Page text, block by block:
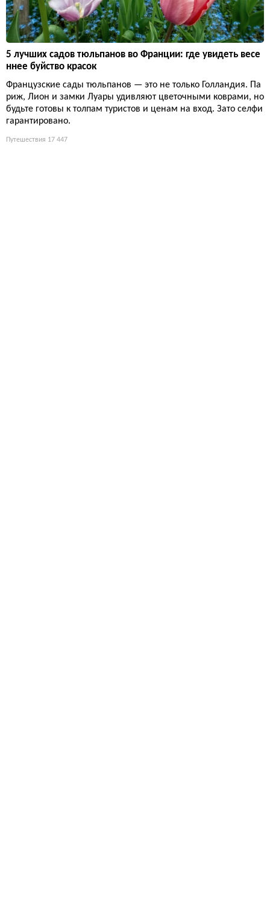
5 лучших садов тюльпанов во Франции: где увидеть весе
ннее буйство красок
Французские сады тюльпанов — это не только Голландия. Па
риж, Лион и замки Луары удивляют цветочными коврами, но
будьте готовы к толпам туристов и ценам на вход. Зато селфи
гарантировано.
Путешествия 17 447